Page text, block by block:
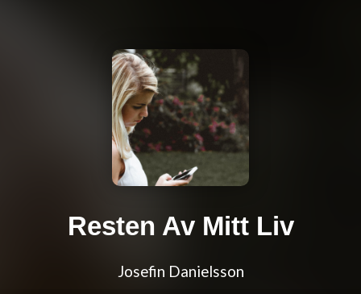
Resten Av Mitt Liv
Josefin Danielsson